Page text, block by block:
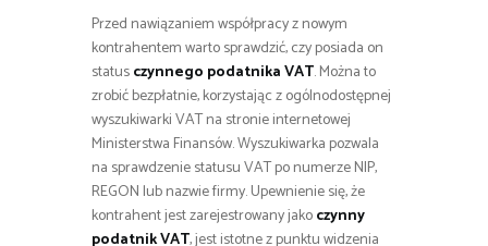
Przed nawiązaniem współpracy z nowym
kontrahentem warto sprawdzić, czy posiada on
statusczynnego podatnika VAT. Można to
zrobić bezpłatnie, korzystając z ogólnodostępnej
wyszukiwarki VAT na stronie internetowej
Ministerstwa Finansów. Wyszukiwarka pozwala
na sprawdzenie statusu VAT po numerze NIP,
REGON lub nazwie firmy. Upewnienie się, że
kontrahent jest zarejestrowany jakoczynny
podatnik VAT, jest istotne z punktu widzenia